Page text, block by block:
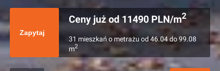
Zapytaj
Ceny już od11490 PLN/m2
31 mieszkań o metrażu od46.04do99.08
m2